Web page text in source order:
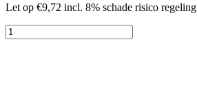
Let op €9,72 incl. 8% schade risico regeling
Stenendrager
aantal